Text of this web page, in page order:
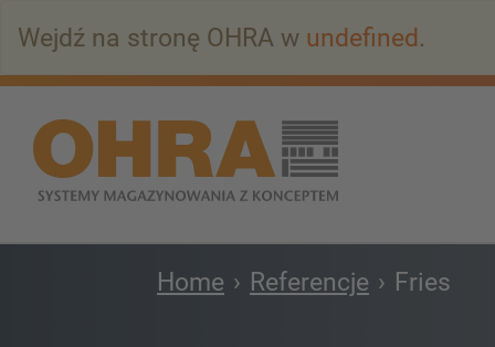
zawartości
Wejdź na stronę OHRA w undefined.
Home Referencje Fries